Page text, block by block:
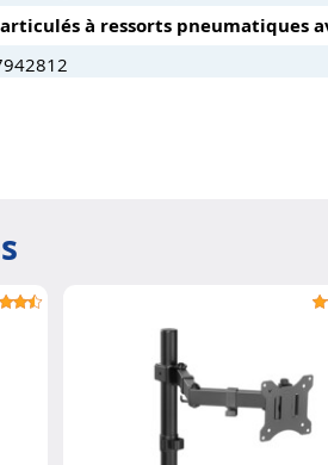
à ressorts pneumatiques